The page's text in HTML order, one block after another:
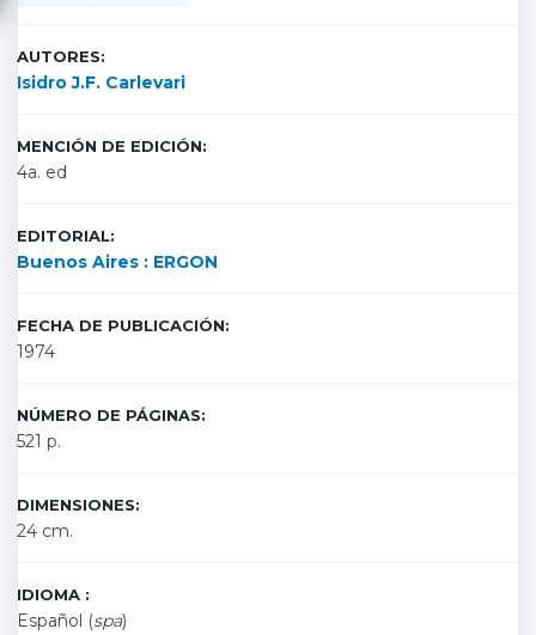
AUTORES:
Isidro J.F. Carlevari
MENCIÓN DE EDICIÓN:
4a. ed
EDITORIAL:
Buenos Aires : ERGON
FECHA DE PUBLICACIÓN:
1974
NÚMERO DE PÁGINAS:
521 p.
DIMENSIONES:
24 cm.
IDIOMA :
Español (spa)